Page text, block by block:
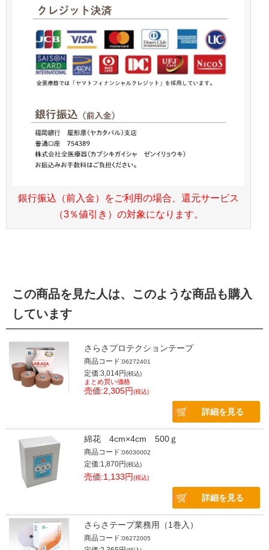
銀行振込（前入金）をご利用の場合、還元サービス
（3％値引き）の対象になります。
この商品を見た人は、このような商品も購入
しています
さらさプロテクションテープ
商品コード:06272401
定価:3,014円(税込)
まとめ買い価格
売価:2,305円(税込)
詳細を見る
綿花 4cm×4cm 500ｇ
商品コード:06030002
定価:1,870円(税込)
売価:1,133円(税込)
詳細を見る
さらさテープ業務用（1巻入）
商品コード:06272005